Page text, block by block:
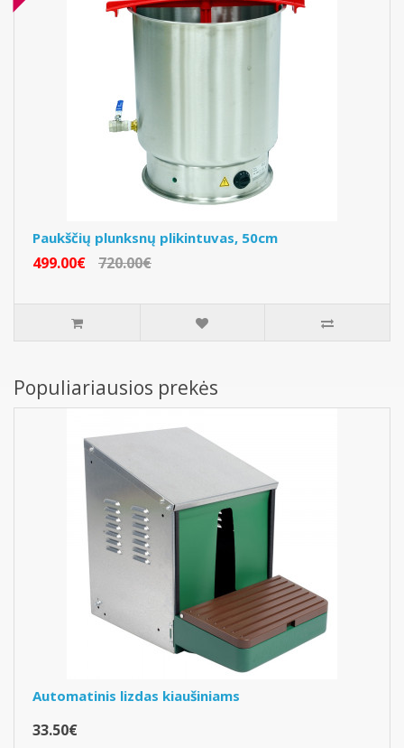
Paukščių plunksnų plikintuvas, 50cm
499.00€ 720.00€
Populiariausios prekės
Automatinis lizdas kiaušiniams
33.50€